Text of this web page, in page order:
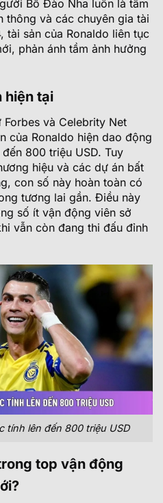
Bồ Đào Nha luôn là tâm
thông và các chuyên gia tài
tài sản của Ronaldo liên tục
phản ánh tầm ảnh hưởng
hiện tại
và Celebrity Net
của Ronaldo hiện dao động
800 triệu USD. Tuy
hiệu và các dự án bất
con số này hoàn toàn có
tương lai gần. Điều này
số ít vận động viên sở
vẫn còn đang thi đấu đỉnh
tính lên đến 800 triệu USD
top vận động